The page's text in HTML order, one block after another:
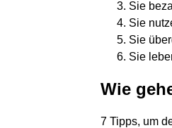
Sie
Sie
Sie
Sie
Wie
7 Tipps, um